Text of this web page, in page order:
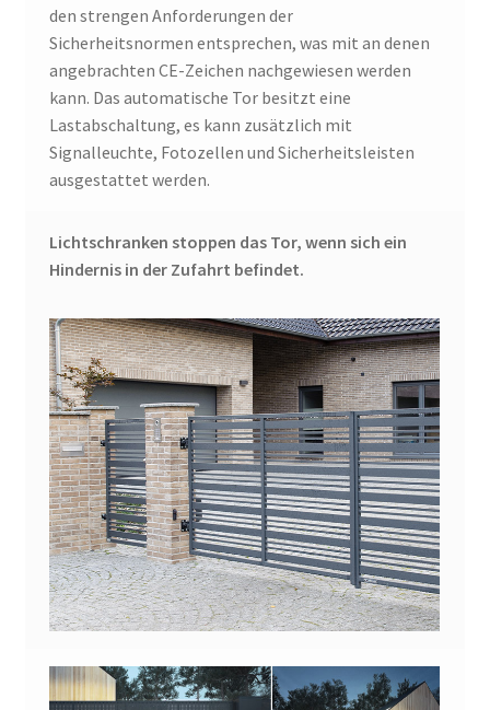
den strengen Anforderungen der
Sicherheitsnormen entsprechen, was mit an denen
angebrachten CE-Zeichen nachgewiesen werden
kann. Das automatische Tor besitzt eine
Lastabschaltung, es kann zusätzlich mit
Signalleuchte, Fotozellen und Sicherheitsleisten
ausgestattet werden.
Lichtschranken stoppen das Tor, wenn sich ein
Hindernis in der Zufahrt befindet.